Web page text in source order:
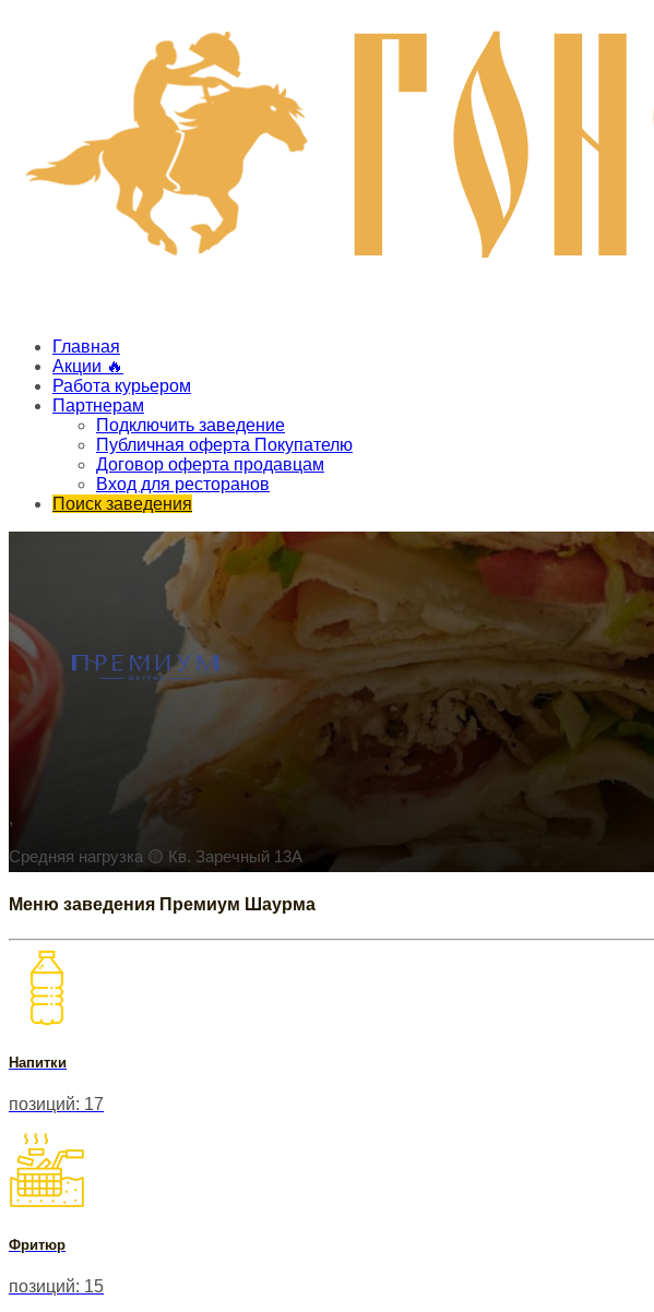
Главная
Акции 🔥
Работа курьером
Партнерам
Подключить заведение
Публичная оферта Покупателю
Договор оферта продавцам
Вход для ресторанов
Поиск заведения
,
Средняя нагрузка 🟡 Кв. Заречный 13А
Меню заведения Премиум Шаурма
Напитки
позиций: 17
Фритюр
позиций: 15